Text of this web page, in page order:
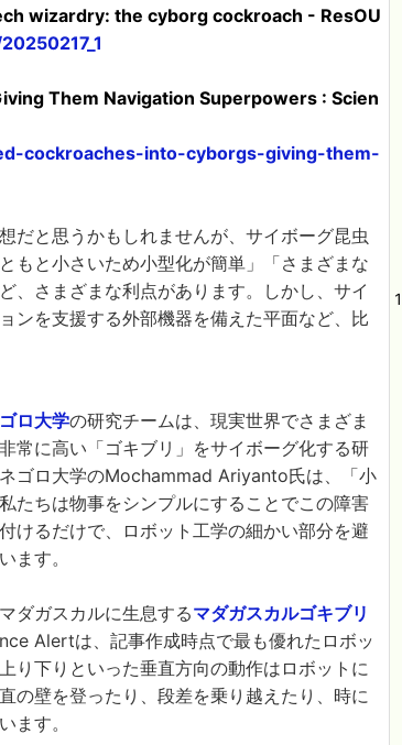
wizardry: the cyborg cockroach - ResOU
Them Navigation Superpowers : Scien
cockroaches-into-cyborgs-giving-them-
だと思うかもしれませんが、サイボーグ昆虫
もと小さいため小型化が簡単」「さまざまな
、さまざまな利点があります。しかし、サイ
ンを支援する外部機器を備えた平面など、比
ロ大学の研究チームは、現実世界でさまざま
常に高い「ゴキブリ」をサイボーグ化する研
ゴロ大学のMochammad Ariyanto氏は、「小
たちは物事をシンプルにすることでこの障害
けるだけで、ロボット工学の細かい部分を避
ます。
ダガスカルに生息するマダガスカルゴキブリ
Alertは、記事作成時点で最も優れたロボッ
り下りといった垂直方向の動作はロボットに
の壁を登ったり、段差を乗り越えたり、時に
ます。